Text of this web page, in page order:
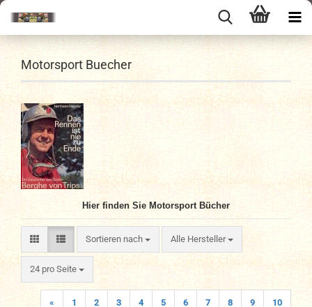
Motorsport Buecher
Hier finden Sie Motorsport Bücher
Sortieren nach
Sortieren nach Alle Hersteller
24 pro Seite
pro Seite
« 1 2 3 4 5 6 7 8 9 10